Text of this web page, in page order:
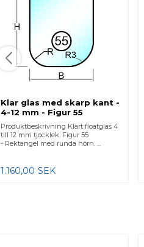
Klar glas med skarp kant -
4-12 mm - Figur 55
Produktbeskrivning Klart floatglas 4
till 12 mm tjocklek. Figur 55
- Rektangel med runda hörn. ...
1.160,00 SEK